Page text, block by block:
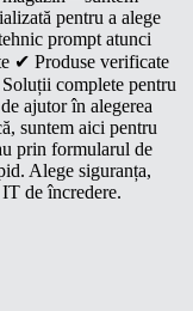
pentru a alege
prompt atunci
✔ Produse verificate
complete pentru
ajutor în alegerea
suntem aici pentru
prin formularul de
Alege siguranța,
de încredere.